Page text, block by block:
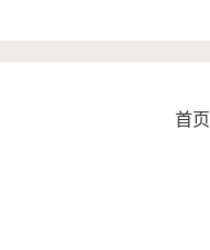
首页